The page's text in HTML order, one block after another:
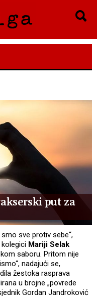
put za
sve protiv sebe“,
kolegici Mariji Selak
saboru. Pritom nije
nadajući se,
žestoka rasprava
u brojne „povrede
Gordan Jandroković